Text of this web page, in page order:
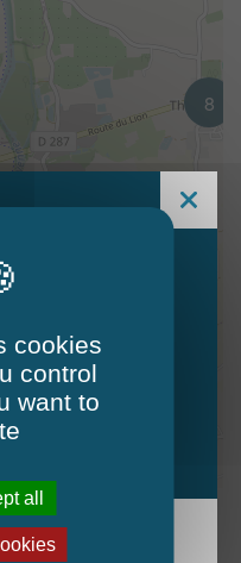
8
| © contributors
cookies
control
want to
all